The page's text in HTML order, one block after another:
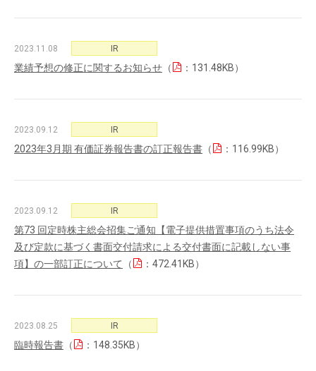
2023.11.08 IR
業績予想の修正に関するお知らせ （ ：131.48KB）
2023.09.12 IR
2023年3月期 有価証券報告書の訂正報告書 （ ：116.99KB）
2023.09.12 IR
第73 回定時株主総会招集ご通知【電子提供措置事項のうち法令
及び定款に基づく書面交付請求による交付書面に記載しない事
項】の一部訂正について
（ ：472.41KB）
2023.08.25 IR
臨時報告書 （ ：148.35KB）